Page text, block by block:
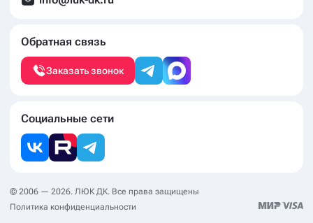
Обратная связь
Заказать звонок
Социальные сети
© 2006 — 2026. ЛЮК ДК. Все права защищены
Политика конфиденциальности